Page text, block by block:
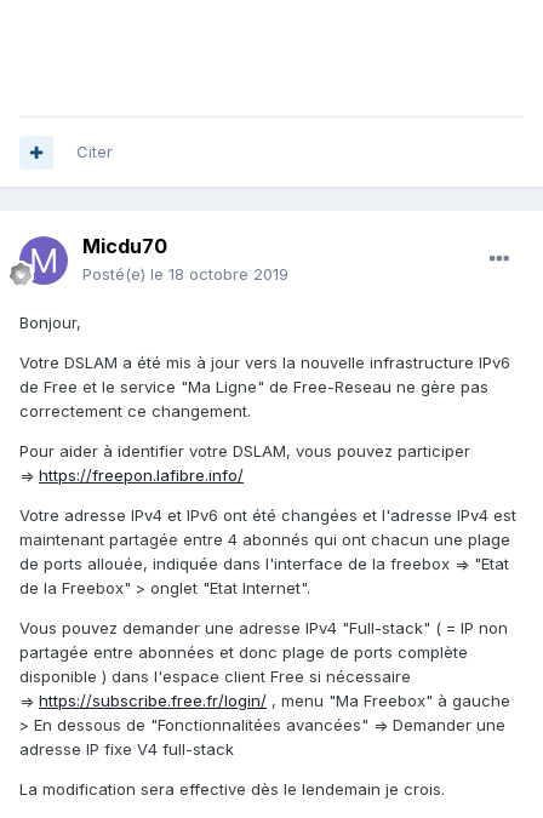
Citer
Micdu70
Posté(e) le 18 octobre 2019
Bonjour,
Votre DSLAM a été mis à jour vers la nouvelle infrastructure IPv6
de Free et le service "Ma Ligne" de Free-Reseau ne gère pas
correctement ce changement.
Pour aider à identifier votre DSLAM, vous pouvez participer
=> https://freepon.lafibre.info/
Votre adresse IPv4 et IPv6 ont été changées et l'adresse IPv4 est
maintenant partagée entre 4 abonnés qui ont chacun une plage
de ports allouée, indiquée dans l'interface de la freebox => "Etat
de la Freebox" > onglet "Etat Internet".
Vous pouvez demander une adresse IPv4 "Full-stack" ( = IP non
partagée entre abonnées et donc plage de ports complète
disponible ) dans l'espace client Free si nécessaire
=> https://subscribe.free.fr/login/ , menu "Ma Freebox" à gauche
> En dessous de "Fonctionnalitées avancées" => Demander une
adresse IP fixe V4 full-stack
La modification sera effective dès le lendemain je crois.